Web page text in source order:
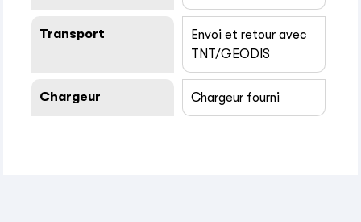
Transport
Envoi et retour avec
TNT/GEODIS
Chargeur Chargeur fourni